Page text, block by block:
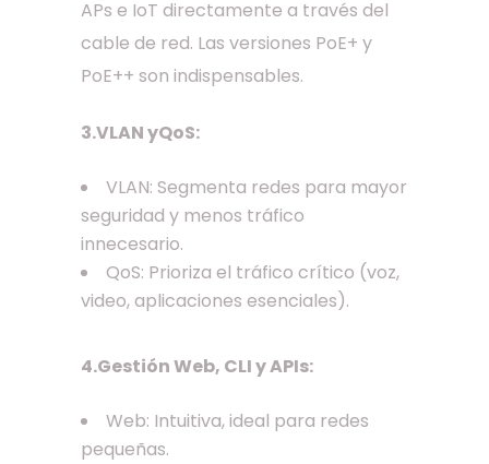
APs e IoT directamente a través del
cable de red. Las versiones PoE+ y
PoE++ son indispensables.
3.VLAN yQoS:
VLAN: Segmenta redes para mayor
seguridad y menos tráfico
innecesario.
QoS: Prioriza el tráfico crítico (voz,
video, aplicaciones esenciales).
4.Gestión Web, CLI y APIs:
Web: Intuitiva, ideal para redes
pequeñas.